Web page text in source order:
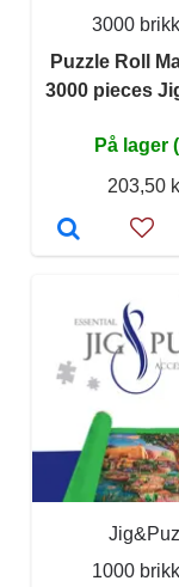
3000
Puzzle Roll
3000 pieces
På lager
203,50
Jig&Puz
1000